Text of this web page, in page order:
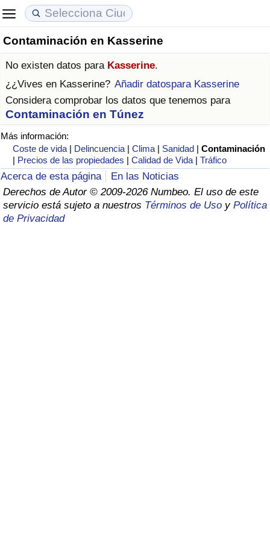
Contaminación en Kasserine
No existen datos para Kasserine.
¿¿Vives en Kasserine? Añadir datospara Kasserine
Considera comprobar los datos que tenemos para
Contaminación en Túnez
Más información:
Coste de vida | Delincuencia |Clima | Sanidad |Contaminación
| Precios de las propiedades |Calidad de Vida |Tráfico
Acerca de esta página
En las Noticias
Derechos de Autor © 2009-2026 Numbeo. El uso de este
servicio está sujeto a nuestros Términos de Uso y Política
de Privacidad
Coste de vida
Índice de Costo de Vida
Índice de costo de vida por país
en aqaba
Precios de las propiedades
Índice de Precios de Inmuebles
Índice de Precios de Inmuebles por País
Calidad de Vida
Índice de Calidad de Vida (Actual)
Índice de calidad de vida por país
Delincuencia
Calificación del Índice de Criminalidad
(Actual)